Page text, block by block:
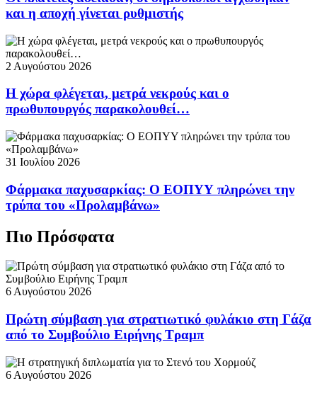
και η αποχή γίνεται ρυθμιστής
2 Αυγούστου 2026
Η χώρα φλέγεται, μετρά νεκρούς και ο
πρωθυπουργός παρακολουθεί…
31 Ιουλίου 2026
Φάρμακα παχυσαρκίας: Ο ΕΟΠΥΥ πληρώνει την
τρύπα του «Προλαμβάνω»
Πιο Πρόσφατα
6 Αυγούστου 2026
Πρώτη σύμβαση για στρατιωτικό φυλάκιο στη Γάζα
από το Συμβούλιο Ειρήνης Τραμπ
6 Αυγούστου 2026